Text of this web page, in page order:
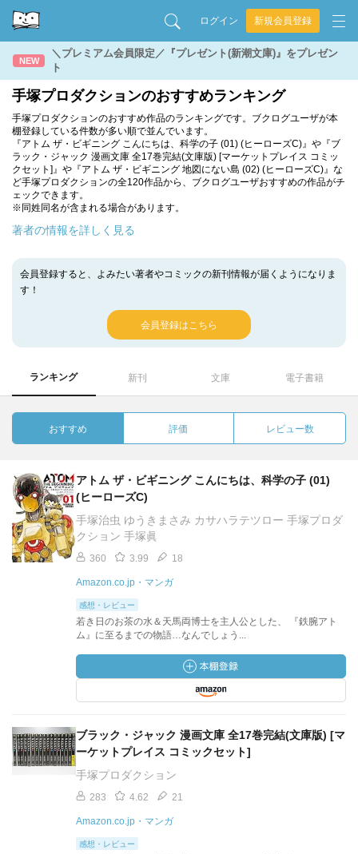
ログイン 新規会員登録
NEW
＼プレミアム会員限定／『プレゼント(新潮文庫)』をプレゼン
ト
手塚プロダクションのおすすめランキング
手塚プロダクションのおすすめ作品のランキングです。ブクログユーザが本
棚登録している件数が多い順で並んでいます。
『アトム ザ・ビギニング こんにちは、科学の子 (01) (ヒーローズC)』や『ブ
ラック・ジャック 漫画文庫 全17巻完結(文庫版) [マーケットプレイス コミッ
クセット]』や『アトム ザ・ビギニング 地図にない島 (02) (ヒーローズC)』な
ど手塚プロダクションの全120作品から、ブクログユーザおすすめの作品がチ
ェックできます。
※同姓同名が含まれる場合があります。
著者の情報を詳しく見る
会員登録すると、よみたい著者やコミックの新刊情報が届くようになりま
す！
会員登録はこちら
ランキング 新刊 文庫 電子書籍
おすすめ 評価 レビュー数
アトム ザ・ビギニング こんにちは、科学の子 (01)
(ヒーローズC)
手塚治虫 ゆうきまさみ カサハラテツロー 手塚プロダ
クション 手塚眞
360 3.99 18
Amazon.co.jp・マンガ
感想・レビュー
若き日のお茶の水＆天馬両博士を主人公とした、 『鉄腕アト
ム』に至るまでの物語…なんでしょう...
ブラック・ジャック 漫画文庫 全17巻完結(文庫版) [マ
ーケットプレイス コミックセット]
手塚プロダクション
283 4.62 21
Amazon.co.jp・マンガ
感想・レビュー